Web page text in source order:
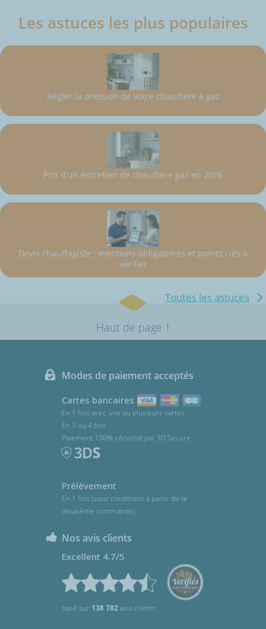
Les astuces les plus populaires
Régler la pression de votre chaudière à gaz
Prix d'un entretien de chaudière gaz en 2026
Devis chauffagiste : mentions obligatoires et points clés à
vérifier
Toutes les astuces
Haut de page ↑
Modes de paiement acceptés
Cartes bancaires
En 1 fois avec une ou plusieurs cartes
En 3 ou 4 fois
Paiement 100% sécurisé par 3D Secure
Prélèvement
En 1 fois (sous conditions à partir de la
deuxième commande)
Nos avis clients
Excellent 4.7/5
basé sur 138 782avis clients